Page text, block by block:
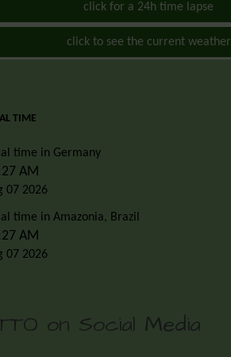
click for a 24h time lapse
click to see the current weather
TIME
time in Germany
AM
07 2026
time in Amazonia, Brazil
AM
07 2026
on Social Media